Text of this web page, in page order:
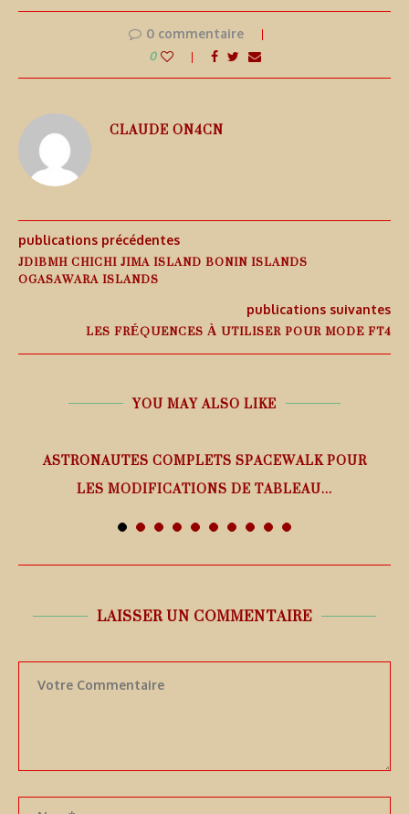
0 commentaire
0
CLAUDE ON4CN
publications précédentes
JD1BMH CHICHI JIMA ISLAND BONIN ISLANDS
OGASAWARA ISLANDS
publications suivantes
LES FRÉQUENCES À UTILISER POUR MODE FT4
YOU MAY ALSO LIKE
ASTRONAUTES COMPLETS SPACEWALK POUR
LES MODIFICATIONS DE TABLEAU...
LAISSER UN COMMENTAIRE